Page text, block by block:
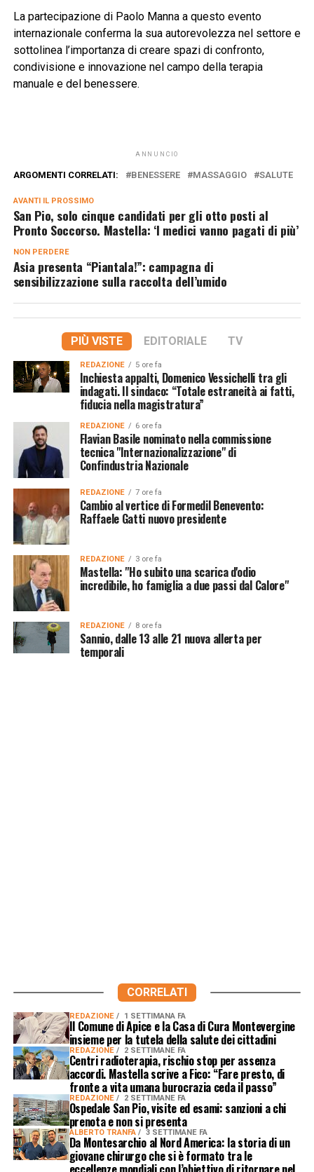
La partecipazione di Paolo Manna a questo evento
internazionale conferma la sua autorevolezza nel settore e
sottolinea l’importanza di creare spazi di confronto,
condivisione e innovazione nel campo della terapia
manuale e del benessere.
ANNUNCIO
ARGOMENTI CORRELATI: BENESSERE MASSAGGIO SALUTE
AVANTI IL ​​PROSSIMO
San Pio, solo cinque candidati per gli otto posti al
Pronto Soccorso. Mastella: ‘I medici vanno pagati di più’
NON PERDERE
Asia presenta “Piantala!”: campagna di
sensibilizzazione sulla raccolta dell’umido
PIÙ VISTE EDITORIALE TV
REDAZIONE 5 ore fa
Inchiesta appalti, Domenico Vessichelli tra gli
indagati. Il sindaco: “Totale estraneità ai fatti,
fiducia nella magistratura”
REDAZIONE 6 ore fa
Flavian Basile nominato nella commissione
tecnica "Internazionalizzazione" di
Confindustria Nazionale
REDAZIONE 7 ore fa
Cambio al vertice di Formedil Benevento:
Raffaele Gatti nuovo presidente
REDAZIONE 3 ore fa
Mastella: "Ho subito una scarica d'odio
incredibile, ho famiglia a due passi dal Calore"
REDAZIONE 8 ore fa
Sannio, dalle 13 alle 21 nuova allerta per
temporali
CORRELATI
REDAZIONE 1 SETTIMANA FA
Il Comune di Apice e la Casa di Cura Montevergine
insieme per la tutela della salute dei cittadini
REDAZIONE 2 SETTIMANE FA
Centri radioterapia, rischio stop per assenza
accordi. Mastella scrive a Fico: “Fare presto, di
fronte a vita umana burocrazia ceda il passo”
REDAZIONE 2 SETTIMANE FA
Ospedale San Pio, visite ed esami: sanzioni a chi
prenota e non si presenta
ALBERTO TRANFA 3 SETTIMANE FA
Da Montesarchio al Nord America: la storia di un
giovane chirurgo che si è formato tra le